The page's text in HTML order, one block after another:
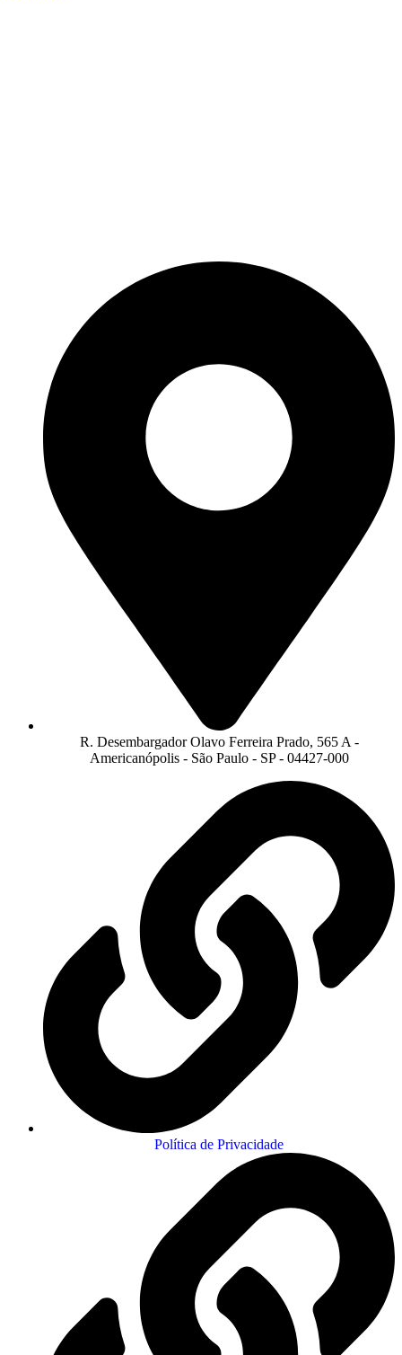
R. Desembargador Olavo Ferreira Prado, 565 A -
Americanópolis - São Paulo - SP - 04427-000
Política de Privacidade